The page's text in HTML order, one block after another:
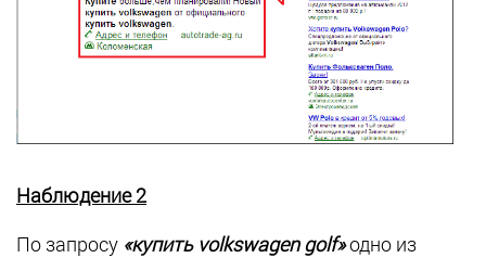
Наблюдение 2
По запросу «купить volkswagen golf»одно из